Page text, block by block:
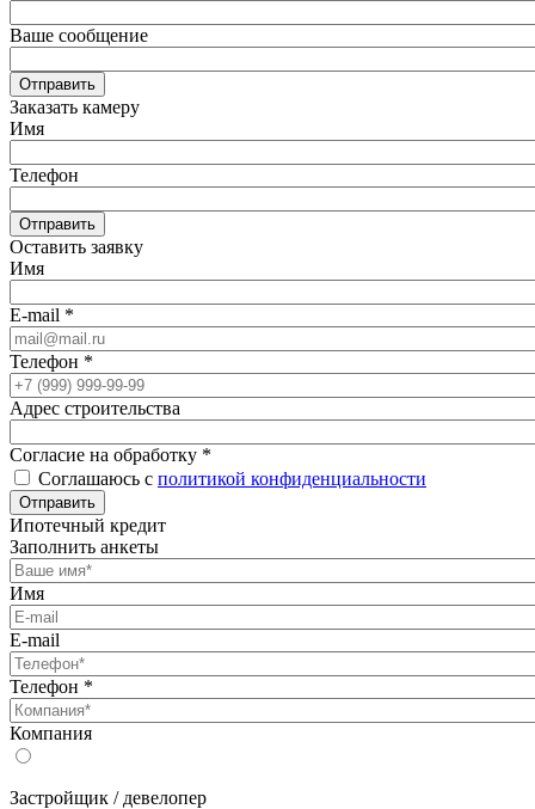
Ваше сообщение
Отправить
Заказать камеру
Имя
Телефон
Отправить
Оставить заявку
Имя
E-mail *
Телефон *
Адрес строительства
Согласие на обработку *
Соглашаюсь с политикой конфиденциальности
Отправить
Ипотечный кредит
Заполнить анкеты
Имя
E-mail
Телефон *
Компания
Застройщик / девелопер